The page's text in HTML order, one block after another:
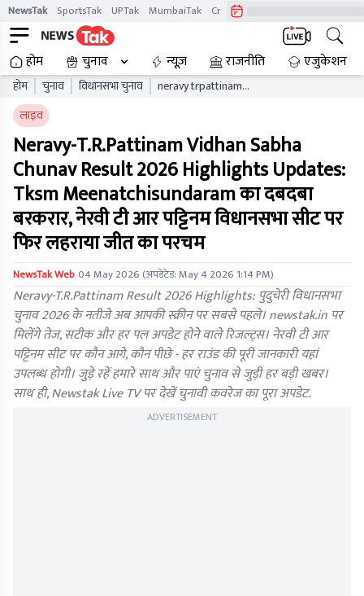
NewsTak SportsTak UPTak MumbaiTak CrimeTak
होम चुनाव न्यूज़ राजनीति एजुकेशन
होम चुनाव विधानसभा चुनाव
neravy trpattinam
लाइव
Neravy-T.R.Pattinam Vidhan Sabha
Chunav Result 2026 Highlights Updates:
Tksm Meenatchisundaram का दबदबा
बरकरार, नेरवी टी आर पट्टिनम विधानसभा सीट पर
फिर लहराया जीत का परचम
NewsTak Web04 May 2026(अपडेटेड:May 4 2026 1:14 PM)
Neravy-T.R.Pattinam Result 2026 Highlights: पुदुचेरी विधानसभा
चुनाव 2026 के नतीजे अब आपकी स्क्रीन पर सबसे पहले। newstak.in पर
मिलेंगे तेज, सटीक और हर पल अपडेट होने वाले रिजल्ट्स। नेरवी टी आर
पट्टिनम सीट पर कौन आगे, कौन पीछे - हर राउंड की पूरी जानकारी यहां
उपलब्ध होगी। जुड़े रहें हमारे साथ और पाएं चुनाव से जुड़ी हर बड़ी खबर।
साथ ही, Newstak Live TV पर देखें चुनावी कवरेज का पूरा अपडेट.
ADVERTISEMENT